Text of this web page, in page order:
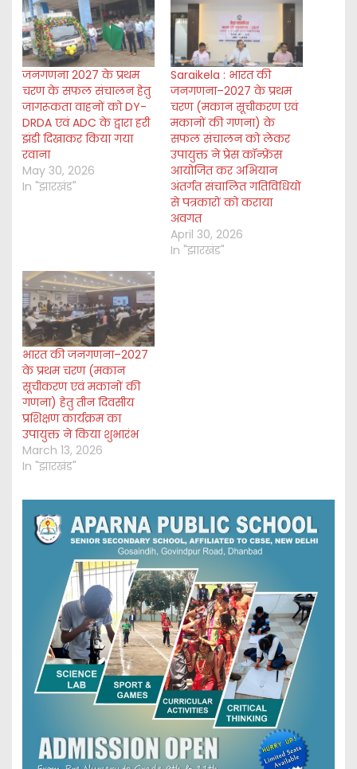
…
जनगणना 2027 के प्रथम
चरण के सफल संचालन हेतु
जागरूकता वाहनों को DY-
DRDA एवं ADC के द्वारा हरी
झंडी दिखाकर किया गया
रवाना
May 30, 2026
In "झारखंड"
Saraikela : भारत की
जनगणना–2027 के प्रथम
चरण (मकान सूचीकरण एवं
मकानों की गणना) के
सफल संचालन को लेकर
उपायुक्त ने प्रेस कॉन्फ्रेंस
आयोजित कर अभियान
अंतर्गत संचालित गतिविधियों
से पत्रकारों को कराया
अवगत
April 30, 2026
In "झारखंड"
भारत की जनगणना–2027
के प्रथम चरण (मकान
सूचीकरण एवं मकानों की
गणना) हेतु तीन दिवसीय
प्रशिक्षण कार्यक्रम का
उपायुक्त ने किया शुभारंभ
March 13, 2026
In "झारखंड"